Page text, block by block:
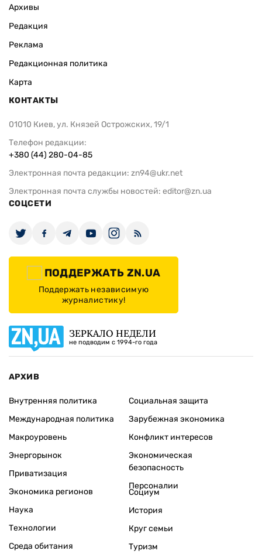
Архивы
Редакция
Реклама
Редакционная политика
Карта
КОНТАКТЫ
01010 Киев, ул. Князей Острожских, 19/1
Телефон редакции:
+380 (44) 280-04-85
Электронная почта редакции: zn94@ukr.net
Электронная почта службы новостей: editor@zn.ua
СОЦСЕТИ
ПОДДЕРЖАТЬ ZN.UA
Поддержать независимую
журналистику!
ЗЕРКАЛО НЕДЕЛИ
не подводим с 1994-го года
АРХИВ
Внутренняя политика
Международная политика
Макроуровень
Энергорынок
Приватизация
Экономика регионов
Социальная защита
Зарубежная экономика
Конфликт интересов
Экономическая
безопасность
Персоналии
Наука
Технологии
Среда обитания
Социум
История
Круг семьи
Туризм